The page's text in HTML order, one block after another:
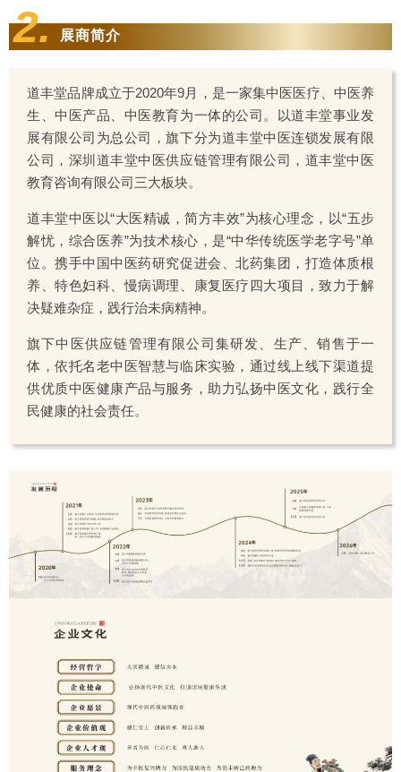
2. 展商简介
道丰堂品牌成立于2020年9月，是一家集中医医疗、中医养
生、中医产品、中医教育为一体的公司。以道丰堂事业发
展有限公司为总公司，旗下分为道丰堂中医连锁发展有限
公司，深圳道丰堂中医供应链管理有限公司，道丰堂中医
教育咨询有限公司三大板块。
道丰堂中医以“大医精诚，简方丰效”为核心理念，以“五步
解忧，综合医养”为技术核心，是“中华传统医学老字号”单
位。携手中国中医药研究促进会、北药集团，打造体质根
养、特色妇科、慢病调理、康复医疗四大项目，致力于解
决疑难杂症，践行治未病精神。
旗下中医供应链管理有限公司集研发、生产、销售于一
体，依托名老中医智慧与临床实验，通过线上线下渠道提
供优质中医健康产品与服务，助力弘扬中医文化，践行全
民健康的社会责任。